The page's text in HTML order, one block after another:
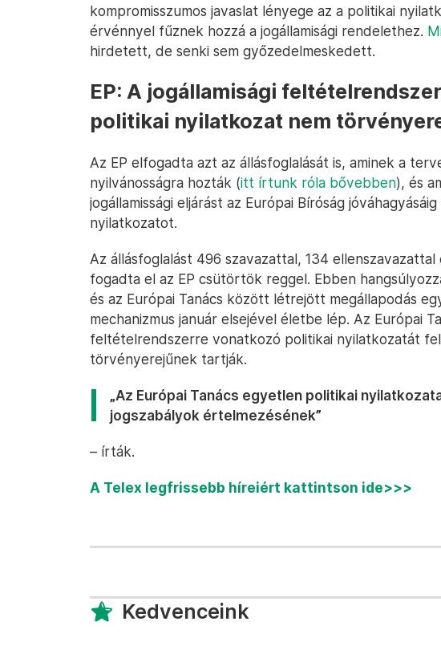
kompromisszumos javaslat lényege az a politikai
érvénnyel fűznek hozzá a jogállamisági rendelethez.
hirdetett, de senki sem győzedelmeskedett.
EP: A jogállamisági
politikai nyilatkozat nem
Az EP elfogadta azt az állásfoglalását is, aminek a
nyilvánosságra hozták (itt írtunk róla bővebben), és
jogállamissági eljárást az Európai Bíróság
nyilatkozatot.
Az állásfoglalást 496 szavazattal, 134
fogadta el az EP csütörtök reggel. Ebben
és az Európai Tanács között létrejött megállapodás
mechanizmus január elsejével életbe lép. Az Európai
feltételrendszerre vonatkozó politikai nyilatkozatát
törvényerejűnek tartják.
„Az Európai Tanács egyetlen politikai
jogszabályok értelmezésének”
– írták.
A Telex legfrissebb híreiért kattintson ide>>>
Kedvenceink